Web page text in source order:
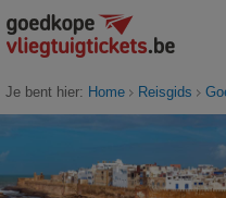
Je bent hier: Home Reisgids